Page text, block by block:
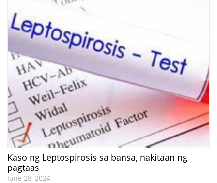
Kaso ng Leptospirosis sa bansa, nakitaan ng
pagtaas
June 28, 2024